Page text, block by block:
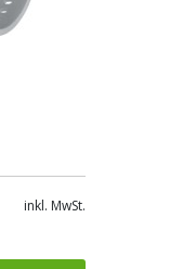
inkl. MwSt.